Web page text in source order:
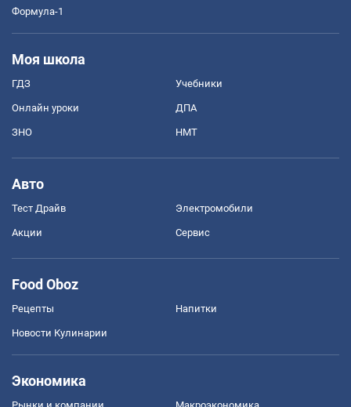
Формула-1
Моя школа
ГДЗ Учебники
Онлайн уроки ДПА
ЗНО НМТ
Авто
Тест Драйв Электромобили
Акции Сервис
Food Oboz
Рецепты Напитки
Новости Кулинарии
Экономика